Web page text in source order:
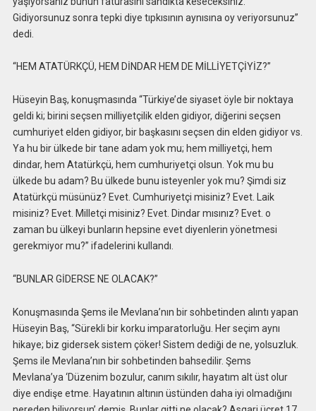
Gidiyorsunuz sonra tepki diye tıpkısının aynısına oy veriyorsunuz”
dedi.
“HEM ATATÜRKÇÜ, HEM DİNDAR HEM DE MİLLİYETÇİYİZ?”
Hüseyin Baş, konuşmasında “Türkiye’de siyaset öyle bir noktaya
geldi ki; birini seçsen milliyetçilik elden gidiyor, diğerini seçsen
cumhuriyet elden gidiyor, bir başkasını seçsen din elden gidiyor vs.
Ya hu bir ülkede bir tane adam yok mu; hem milliyetçi, hem
dindar, hem Atatürkçü, hem cumhuriyetçi olsun. Yok mu bu
ülkede bu adam? Bu ülkede bunu isteyenler yok mu? Şimdi siz
Atatürkçü müsünüz? Evet. Cumhuriyetçi misiniz? Evet. Laik
misiniz? Evet. Milletçi misiniz? Evet. Dindar mısınız? Evet. o
zaman bu ülkeyi bunların hepsine evet diyenlerin yönetmesi
gerekmiyor mu?” ifadelerini kullandı.
“BUNLAR GİDERSE NE OLACAK?”
Konuşmasında Şems ile Mevlana’nın bir sohbetinden alıntı yapan
Hüseyin Baş, “Sürekli bir korku imparatorluğu. Her seçim aynı
hikaye; biz gidersek sistem çöker! Sistem dediği de ne, yolsuzluk.
Şems ile Mevlana’nın bir sohbetinden bahsedilir. Şems
Mevlana’ya ‘Düzenim bozulur, canım sıkılır, hayatım alt üst olur
diye endişe etme. Hayatının altının üstünden daha iyi olmadığını